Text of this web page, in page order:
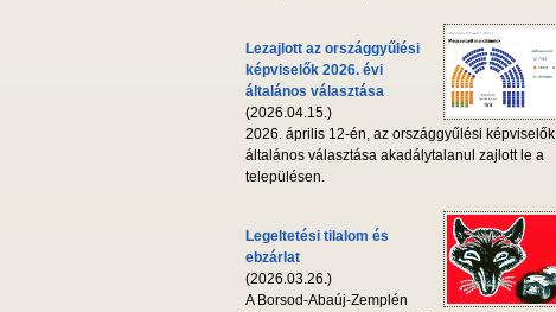
Lezajlott az országgyűlési
képviselők 2026. évi
általános választása
(2026.04.15.)
2026. április 12-én, az országgyűlési képviselők
általános választása akadálytalanul zajlott le a
településen.
Legeltetési tilalom és
ebzárlat
(2026.03.26.)
A Borsod-Abaúj-Zemplén